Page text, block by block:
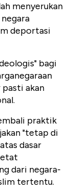
menyerukan
deportasi
bagi
pasti akan
praktik
"tetap di
dasar
dari negara-
tertentu.